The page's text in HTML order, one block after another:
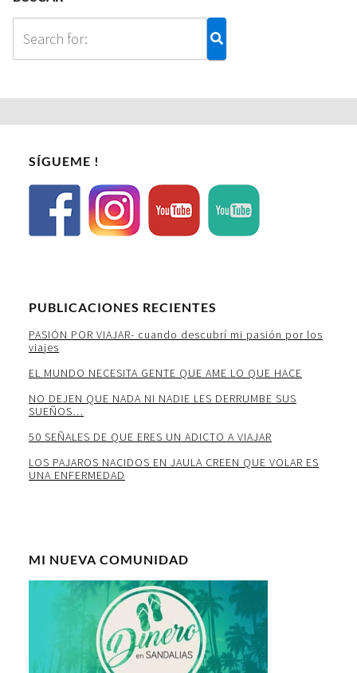
SÍGUEME !
PUBLICACIONES RECIENTES
PASIÓN POR VIAJAR- cuando descubrí mi pasión por los
viajes
EL MUNDO NECESITA GENTE QUE AME LO QUE HACE
NO DEJEN QUE NADA NI NADIE LES DERRUMBE SUS
SUEÑOS…
50 SEÑALES DE QUE ERES UN ADICTO A VIAJAR
LOS PAJAROS NACIDOS EN JAULA CREEN QUE VOLAR ES
UNA ENFERMEDAD
MI NUEVA COMUNIDAD